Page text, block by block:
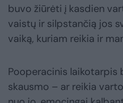
buvo žiūrėti į kasdien
vaistų ir silpstančią jos
vaiką, kuriam reikia ir
Pooperacinis laikotarpis
skausmo – ar reikia